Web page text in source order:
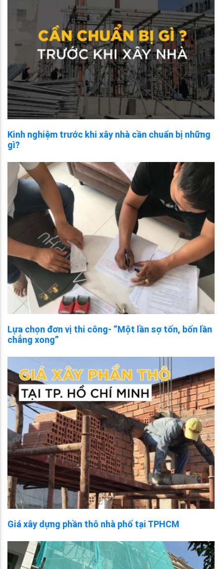
Kinh nghiệm trước khi xây nhà cần chuẩn bị những
gì?
Lựa chọn đơn vị thi công- “Một lần sợ tốn, bốn lần
chẳng xong”
Giá xây dựng phần thô nhà phố tại TPHCM